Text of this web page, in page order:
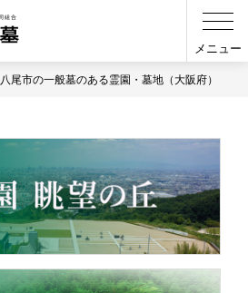
メニュー
八尾市の一般墓のある霊園・墓地（大阪府）